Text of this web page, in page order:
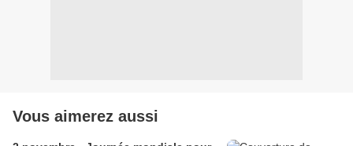
Vous aimerez aussi